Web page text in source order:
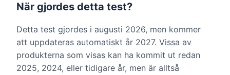
När gjordes detta test?
Detta test gjordes i augusti 2026, men kommer
att uppdateras automatiskt år 2027. Vissa av
produkterna som visas kan ha kommit ut redan
2025, 2024, eller tidigare år, men är alltså